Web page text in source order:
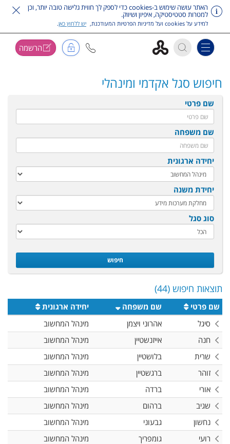
האתר עושה שימוש ב-cookies כדי לספק לך חווית גלישה טובה יותר, וכן
למטרות סטטיסטיקה, איפיון ושיווק.
למידע על cookies ועל מדיניות הפרטיות המעודכנת, יש ללחוץ כאן.
Toggle navigation הרשמה
חיפוש סגל אקדמי ומינהלי
שם פרטי
שם משפחה
יחידה ארגונית
יחידת משנה
סוג סגל
חיפוש
תוצאות חיפוש (44)
שם פרטי שם משפחה
יחידה ארגונית
סיגל
אהרוני ויצמן
מינהל המחשוב
חנה
אייזנשטיין
מינהל המחשוב
שרית
בלושטיין
מינהל המחשוב
זוהר
ברגשטיין
מינהל המחשוב
אורי
ברדה
מינהל המחשוב
שגיב
ברהום
מינהל המחשוב
נחשון
גבעוני
מינהל המחשוב
רועי
גומפריך
מינהל המחשוב